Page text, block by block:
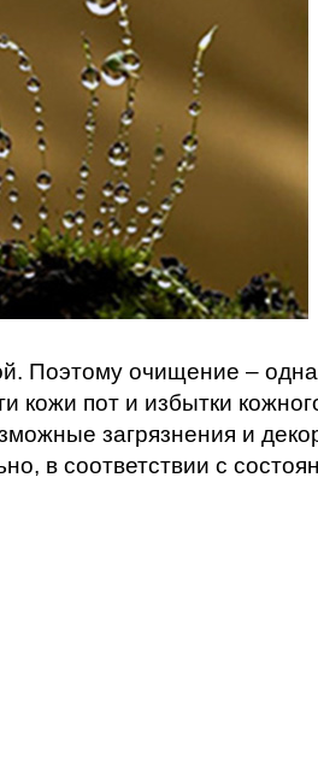
Поэтому очищение –
пот и избытки
загрязнения и
в соответствии с